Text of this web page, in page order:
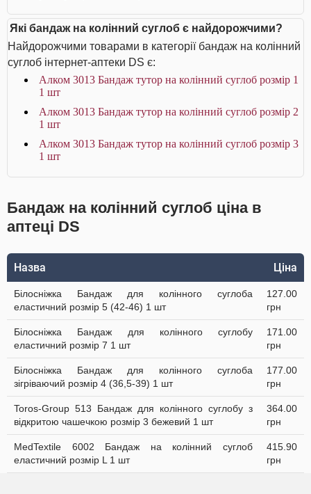
Які бандаж на колінний суглоб є найдорожчими?
Найдорожчими товарами в категорії бандаж на колінний
суглоб інтернет-аптеки DS є:
Алком 3013 Бандаж тутор на колінний суглоб розмір 1
1 шт
Алком 3013 Бандаж тутор на колінний суглоб розмір 2
1 шт
Алком 3013 Бандаж тутор на колінний суглоб розмір 3
1 шт
Бандаж на колінний суглоб ціна в
аптеці DS
Назва Ціна
Білосніжка Бандаж для колінного суглоба
еластичний розмір 5 (42-46) 1 шт
127.00
грн
Білосніжка Бандаж для колінного суглобу
еластичний розмір 7 1 шт
171.00
грн
Білосніжка Бандаж для колінного суглоба
зігріваючий розмір 4 (36,5-39) 1 шт
177.00
грн
Toros-Group 513 Бандаж для колінного суглобу з
відкритою чашечкою розмір 3 бежевий 1 шт
364.00
грн
MedTextile 6002 Бандаж на колінний суглоб
еластичний розмір L 1 шт
415.90
грн